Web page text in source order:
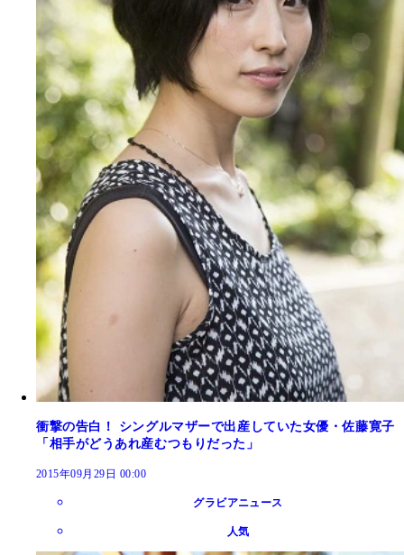
衝撃の告白！ シングルマザーで出産していた女優・佐藤寛子
「相手がどうあれ産むつもりだった」
2015年09月29日 00:00
グラビアニュース
人気